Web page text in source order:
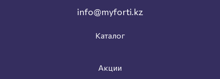
info@myforti.kz
Каталог
Акции